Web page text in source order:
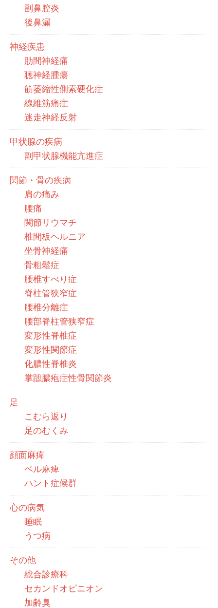
副鼻腔炎
後鼻漏
神経疾患
肋間神経痛
聴神経腫瘍
筋萎縮性側索硬化症
線維筋痛症
迷走神経反射
甲状腺の疾病
副甲状腺機能亢進症
関節・骨の疾病
肩の痛み
腰痛
関節リウマチ
椎間板ヘルニア
坐骨神経痛
骨粗鬆症
腰椎すべり症
脊柱管狭窄症
腰椎分離症
腰部脊柱管狭窄症
変形性脊椎症
変形性関節症
化膿性脊椎炎
掌蹠膿疱症性骨関節炎
足
こむら返り
足のむくみ
顔面麻痺
ベル麻痺
ハント症候群
心の病気
睡眠
うつ病
その他
総合診療科
セカンドオピニオン
加齢臭